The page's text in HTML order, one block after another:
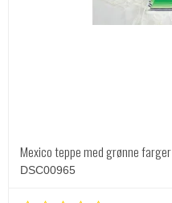
Mexico teppe med grønne farger
DSC00965